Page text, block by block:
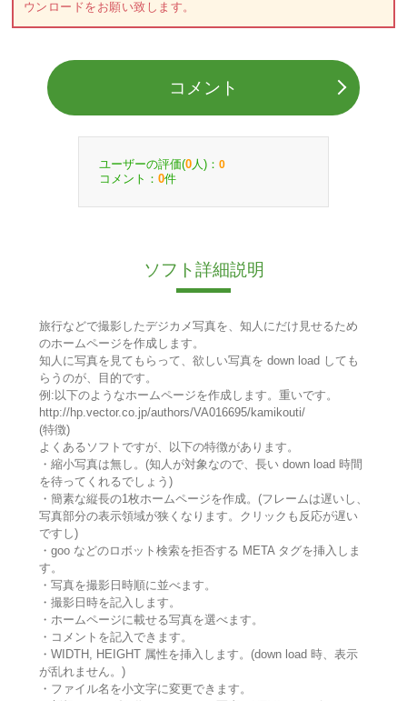
ウンロードをお願い致します。
コメント
ユーザーの評価(0 人)： 0
コメント： 0件
ソフト詳細説明
旅行などで撮影したデジカメ写真を、知人にだけ見せるため
のホームページを作成します。
知人に写真を見てもらって、欲しい写真を down load しても
らうのが、目的です。
例:以下のようなホームページを作成します。重いです。
http://hp.vector.co.jp/authors/VA016695/kamikouti/
(特徴)
よくあるソフトですが、以下の特徴があります。
・縮小写真は無し。(知人が対象なので、長い down load 時間
を待ってくれるでしょう)
・簡素な縦長の1枚ホームページを作成。(フレームは遅いし、
写真部分の表示領域が狭くなります。クリックも反応が遅い
ですし)
・goo などのロボット検索を拒否する META タグを挿入しま
す。
・写真を撮影日時順に並べます。
・撮影日時を記入します。
・ホームページに載せる写真を選べます。
・コメントを記入できます。
・WIDTH, HEIGHT 属性を挿入します。(down load 時、表示
が乱れません。)
・ファイル名を小文字に変更できます。